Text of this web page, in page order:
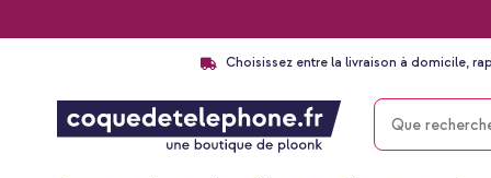
Choisissez entre la livraison à domicile,
CHERCHER